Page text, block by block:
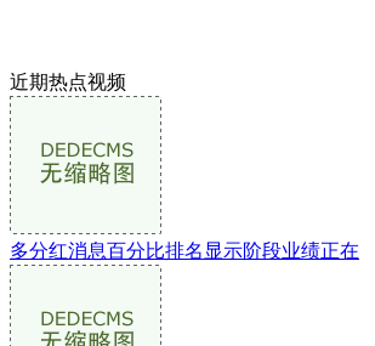
近期热点视频
多分红消息百分比排名显示阶段业绩正在